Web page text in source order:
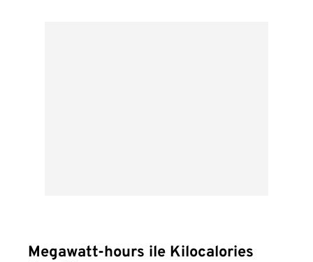
Megawatt-hours ile Kilocalories